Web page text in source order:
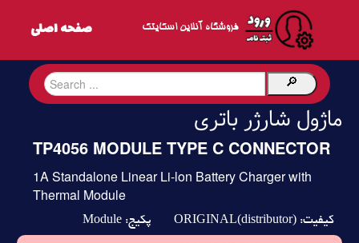
فروشگاه آنلاین اسکایتک
ماژول شارژر باتری
TP4056 MODULE TYPE C CONNECTOR
1A Standalone Linear Li-lon Battery Charger with
Thermal Module
کیفیت: ORIGINAL(distributor) پکیج: Module